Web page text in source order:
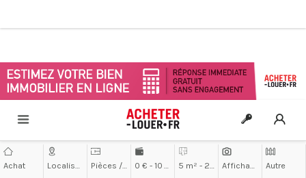
Achat Localisation Pièces / Chambres 0 € - 10 000 000 € 5 m² - 200 m² Affichage Autre